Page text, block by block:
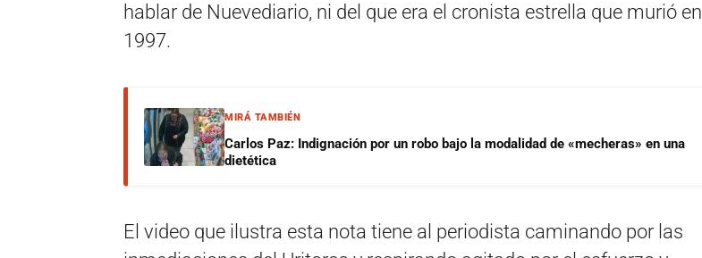
hablar de Nuevediario, ni del que era el cronista estrella que murió en
1997.
MIRÁ TAMBIÉN
Carlos Paz: Indignación por un robo bajo la modalidad de «mecheras» en una
dietética
El video que ilustra esta nota tiene al periodista caminando por las